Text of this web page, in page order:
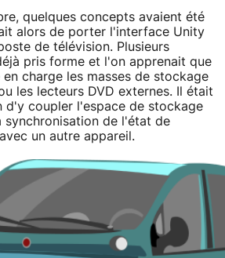
quelques concepts avaient été
alors de porter l'interface Unity
de télévision. Plusieurs
pris forme et l'on apprenait que
en charge les masses de stockage
les lecteurs DVD externes. Il était
d'y coupler l'espace de stockage
synchronisation de l'état de
un autre appareil.